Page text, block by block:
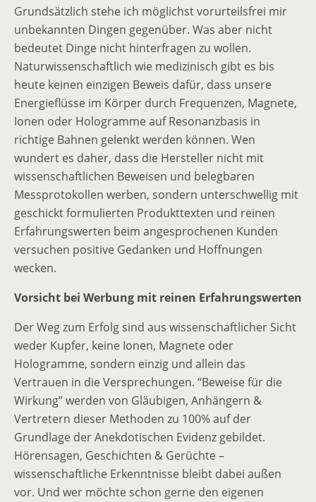
Grundsätzlich stehe ich möglichst vorurteilsfrei mir
unbekannten Dingen gegenüber. Was aber nicht
bedeutet Dinge nicht hinterfragen zu wollen.
Naturwissenschaftlich wie medizinisch gibt es bis
heute keinen einzigen Beweis dafür, dass unsere
Energieflüsse im Körper durch Frequenzen, Magnete,
Ionen oder Hologramme auf Resonanzbasis in
richtige Bahnen gelenkt werden können. Wen
wundert es daher, dass die Hersteller nicht mit
wissenschaftlichen Beweisen und belegbaren
Messprotokollen werben, sondern unterschwellig mit
geschickt formulierten Produkttexten und reinen
Erfahrungswerten beim angesprochenen Kunden
versuchen positive Gedanken und Hoffnungen
wecken.
Vorsicht bei Werbung mit reinen Erfahrungswerten
Der Weg zum Erfolg sind aus wissenschaftlicher Sicht
weder Kupfer, keine Ionen, Magnete oder
Hologramme, sondern einzig und allein das
Vertrauen in die Versprechungen. “Beweise für die
Wirkung” werden von Gläubigen, Anhängern &
Vertretern dieser Methoden zu 100% auf der
Grundlage der Anekdotischen Evidenz gebildet.
Hörensagen, Geschichten & Gerüchte –
wissenschaftliche Erkenntnisse bleibt dabei außen
vor. Und wer möchte schon gerne den eigenen